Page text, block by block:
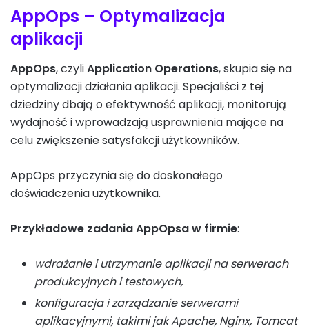
AppOps – Optymalizacja
aplikacji
AppOps, czyliApplication Operations, skupia się na
optymalizacji działania aplikacji. Specjaliści z tej
dziedziny dbają o efektywność aplikacji, monitorują
wydajność i wprowadzają usprawnienia mające na
celu zwiększenie satysfakcji użytkowników.
AppOps przyczynia się do doskonałego
doświadczenia użytkownika.
Przykładowe zadania AppOpsa w firmie:
wdrażanie i utrzymanie aplikacji na serwerach
produkcyjnych i testowych,
konfiguracja i zarządzanie serwerami
aplikacyjnymi, takimi jak Apache, Nginx, Tomcat